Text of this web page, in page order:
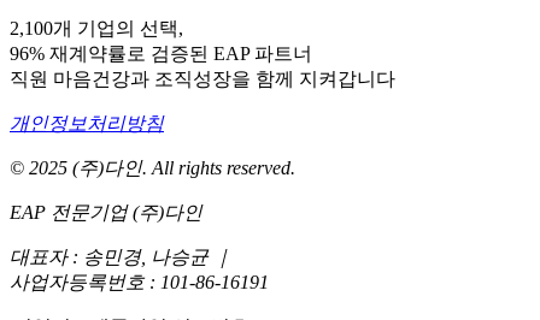
2,100개 기업의 선택,
96% 재계약률로 검증된 EAP 파트너
직원 마음건강과 조직성장을 함께 지켜갑니다
개인정보처리방침
© 2025 (주)다인. All rights reserved.
EAP 전문기업 (주)다인
대표자 : 송민경, 나승균 ｜
사업자등록번호 : 101-86-16191